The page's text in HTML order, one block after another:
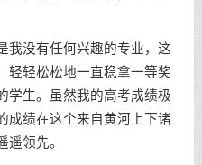
没有任何兴趣的专业，这
轻轻松松地一直稳拿一等奖
学生。虽然我的高考成绩极
成绩在这个来自黄河上下诸
遥领先。